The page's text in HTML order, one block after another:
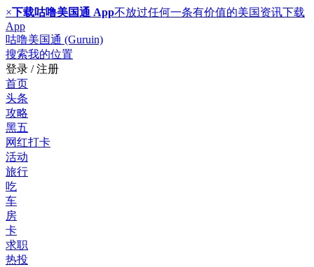
×下载咕噜美国通 App不放过任何一条有价值的美国资讯下载
App
咕噜美国通 (Guruin)
搜索我的位置
登录 / 注册
首页
头条
攻略
黑五
网红打卡
活动
旅行
吃
车
房
卡
求职
热投